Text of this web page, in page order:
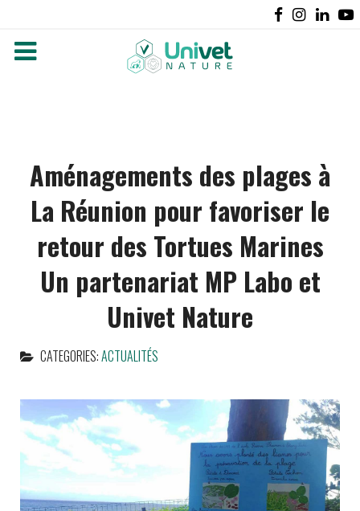
Aménagements des plages à
La Réunion pour favoriser le
retour des Tortues Marines
Un partenariat MP Labo et
Univet Nature
CATEGORIES:ACTUALITÉS